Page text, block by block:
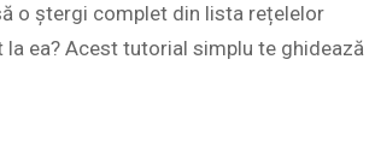
o ștergi complet din lista rețelelor
ea? Acest tutorial simplu te ghidează